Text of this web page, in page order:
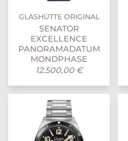
GLASHÜTTE ORIGINAL
SENATOR
EXCELLENCE
PANORAMADATUM
MONDPHASE
12.500,00 €